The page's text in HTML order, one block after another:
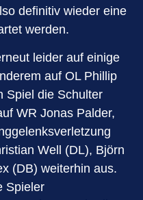
definitiv wieder eine
werden.
leider auf einige
auf OL Phillip
Spiel die Schulter
WR Jonas Palder,
Well (DL), Björn
(DB) weiterhin aus.
Spieler